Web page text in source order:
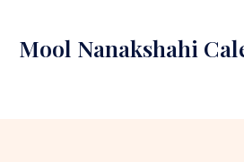
contentMool Nanakshahi